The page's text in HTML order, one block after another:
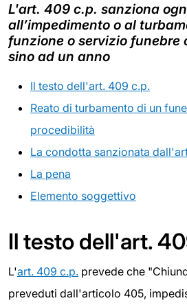
L'art. 409 c.p. sanziona
all’impedimento o al
funzione o servizio funebre
sino ad un anno
Il testo dell'art. 409 c.p.
Reato di turbamento di un
procedibilità
La condotta sanzionata
La pena
Elemento soggettivo
Il testo dell'art.
L'art. 409 c.p. prevede che
preveduti dall'articolo 405,